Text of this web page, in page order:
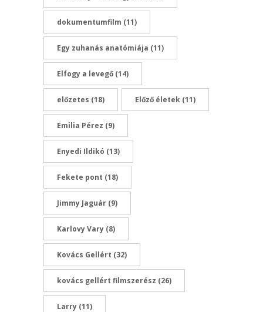
dokumentumfilm (11)
Egy zuhanás anatómiája (11)
Elfogy a levegő (14)
előzetes (18) Előző életek (11)
Emilia Pérez (9)
Enyedi Ildikó (13)
Fekete pont (18)
Jimmy Jaguár (9)
Karlovy Vary (8)
Kovács Gellért (32)
kovács gellért filmszerész (26)
Larry (11)